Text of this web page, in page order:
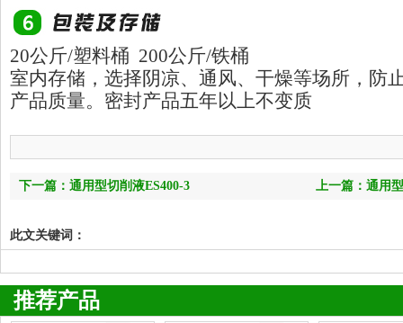
20公斤/塑料桶 200公斤/铁桶
室内存储，选择阴凉、通风、干燥等场所，防
产品质量。密封产品五年以上不变质
上一篇：通用
下一篇：通用型切削液ES400-3
此文关键词：
推荐产品